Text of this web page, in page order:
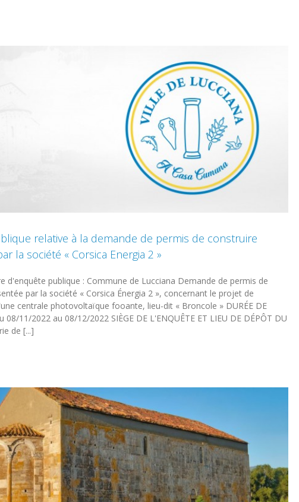
relative à la demande de permis de construire
la société « Corsica Energia 2 »
d'enquête publique : Commune de Lucciana Demande de permis de
par la société « Corsica Énergia 2 », concernant le projet de
centrale photovoltaïque fooante, lieu-dit « Broncole » DURÉE DE
08/11/2022 au 08/12/2022 SIÈGE DE L'ENQUÊTE ET LIEU DE DÉPÔT DU
de [...]